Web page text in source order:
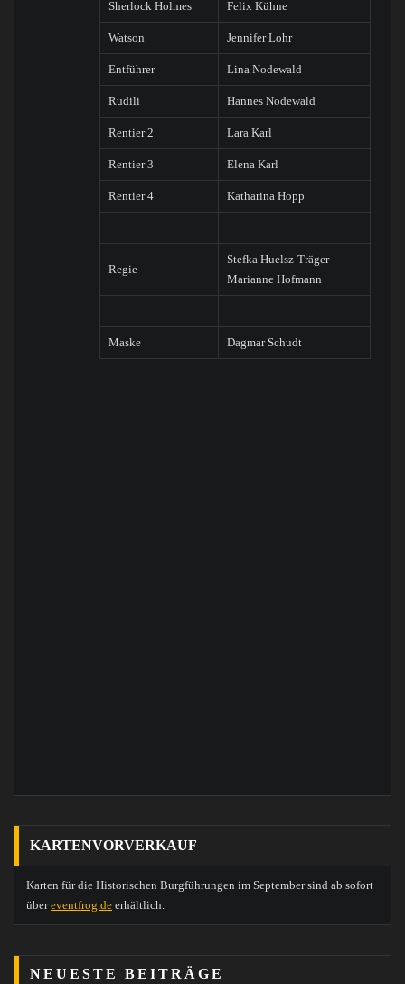
Sherlock Holmes Felix Kühne
Watson Jennifer Lohr
Entführer Lina Nodewald
Rudili Hannes Nodewald
Rentier 2 Lara Karl
Rentier 3 Elena Karl
Rentier 4 Katharina Hopp
Regie
Stefka Huelsz-Träger
Marianne Hofmann
Maske Dagmar Schudt
KARTENVORVERKAUF
Karten für die Historischen Burgführungen im September sind ab sofort
übereventfrog.de erhältlich.
NEUESTE BEITRÄGE